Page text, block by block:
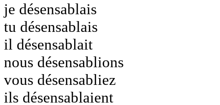
je désensablais
tu désensablais
il désensablait
nous désensablions
vous désensabliez
ils désensablaient